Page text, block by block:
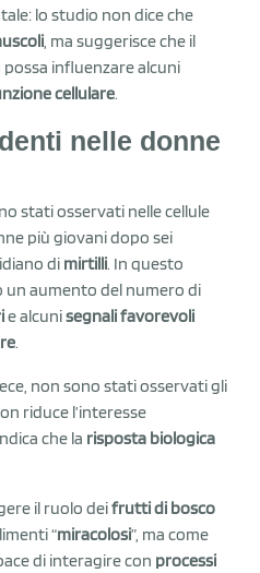
lo studio non dice che
, ma suggerisce che il
influenzare alcuni
cellulare.
nelle donne
stati osservati nelle cellule
più giovani dopo sei
di mirtilli. In questo
aumento del numero di
e alcunisegnali favorevoli
.
non sono stati osservati gli
riduce l’interesse
che la risposta biologica
il ruolo deifrutti di bosco
“miracolosi”, ma come
di interagire con processi